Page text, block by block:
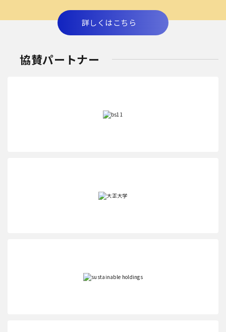
詳しくはこちら
協賛パートナー